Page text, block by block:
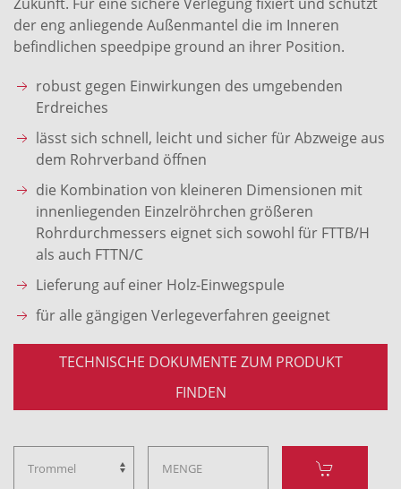
der eng anliegende Außenmantel die im Inneren
befindlichen speedpipe ground an ihrer Position.
robust gegen Einwirkungen des umgebenden
Erdreiches
lässt sich schnell, leicht und sicher für Abzweige aus
dem Rohrverband öffnen
die Kombination von kleineren Dimensionen mit
innenliegenden Einzelröhrchen größeren
Rohrdurchmessers eignet sich sowohl für FTTB/H
als auch FTTN/C
Lieferung auf einer Holz-Einwegspule
für alle gängigen Verlegeverfahren geeignet
TECHNISCHE DOKUMENTE ZUM PRODUKT
FINDEN